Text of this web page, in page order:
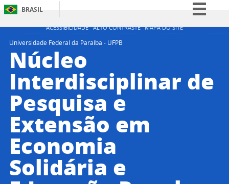
ACESSIBILIDADE ALTO CONTRASTE MAPA DO SITE
BRASIL
Simplifique!
Acesso à informação
Legislação
Universidade Federal da Paraíba - UFPB
Núcleo
Interdisciplinar de
Pesquisa e
Extensão em
Economia
Solidária e